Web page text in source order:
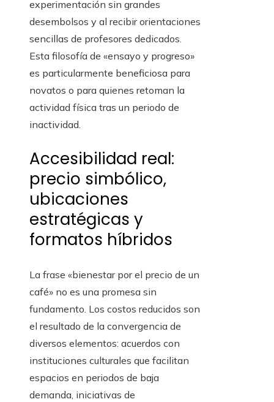
experimentación sin grandes
desembolsos y al recibir orientaciones
sencillas de profesores dedicados.
Esta filosofía de «ensayo y progreso»
es particularmente beneficiosa para
novatos o para quienes retoman la
actividad física tras un periodo de
inactividad.
Accesibilidad real:
precio simbólico,
ubicaciones
estratégicas y
formatos híbridos
La frase «bienestar por el precio de un
café» no es una promesa sin
fundamento. Los costos reducidos son
el resultado de la convergencia de
diversos elementos: acuerdos con
instituciones culturales que facilitan
espacios en periodos de baja
demanda, iniciativas de